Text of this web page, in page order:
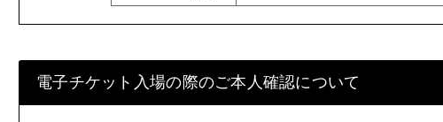
電子チケット入場の際のご本人確認について